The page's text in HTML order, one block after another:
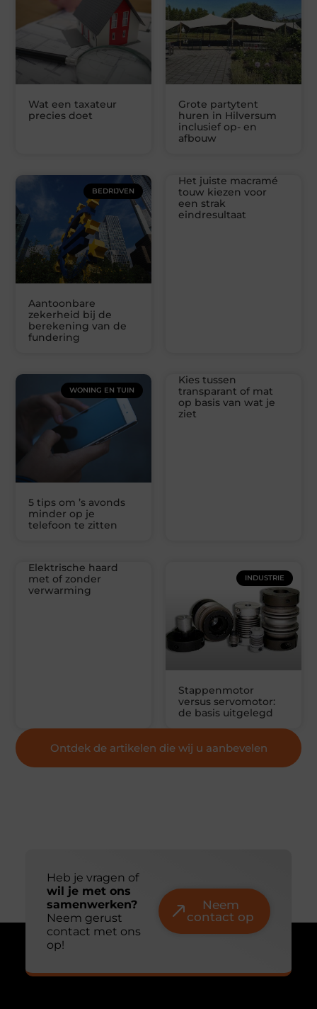
Wat een taxateur
precies doet
Grote partytent
huren in Hilversum
inclusief op- en
afbouw
BEDRIJVEN
Aantoonbare
zekerheid bij de
berekening van de
fundering
Het juiste macramé
touw kiezen voor
een strak
eindresultaat
WONING EN TUIN
5 tips om ’s avonds
minder op je
telefoon te zitten
Kies tussen
transparant of mat
op basis van wat je
ziet
Elektrische haard
met of zonder
verwarming
INDUSTRIE
Stappenmotor
versus servomotor:
de basis uitgelegd
Ontdek de artikelen die wij u aanbevelen
Heb je vragen of
wil je met ons
samenwerken?
Neem gerust
contact met ons
op!
Neem
contact op